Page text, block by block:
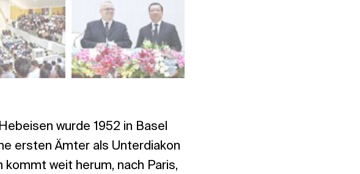
wurde 1952 in Basel
ersten Ämter als Unterdiakon
weit herum, nach Paris,